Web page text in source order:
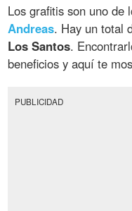
Los grafitis son uno de
Andreas. Hay un total
Los Santos.
beneficios y aquí te
PUBLICIDAD